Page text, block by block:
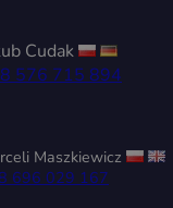
Cudak
576 715 894
Maszkiewicz
696 029 167